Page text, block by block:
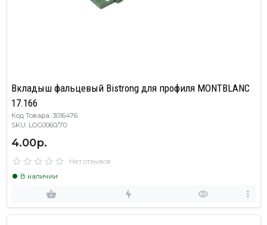
Вкладыш фальцевый Bistrong для профиля MONTBLANC
17.166
Код Товара: 3016476
SKU: LOG0060/70
4.00р.
Нет отзывов
В наличии